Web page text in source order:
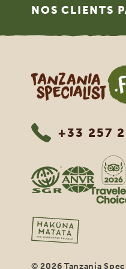
NOS CLIENTS
Tanzania Specialist
+33 257
© 2026 Tanzania